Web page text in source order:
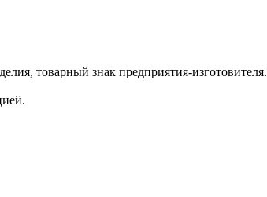
товарный знак предприятия-изготовителя.